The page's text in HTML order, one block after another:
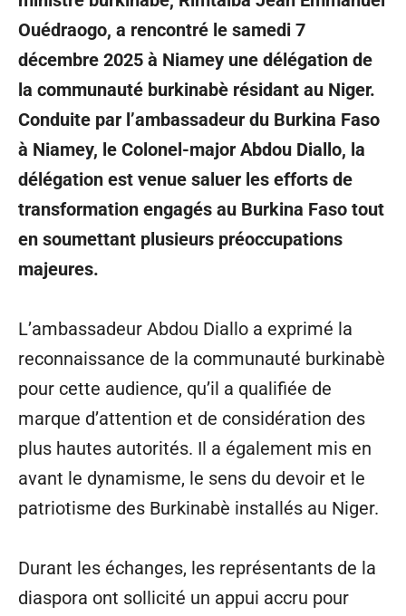
Ouédraogo, a rencontré le samedi 7
décembre 2025 à Niamey une délégation de
la communauté burkinabè résidant au Niger.
Conduite par l’ambassadeur du Burkina Faso
à Niamey, le Colonel-major Abdou Diallo, la
délégation est venue saluer les efforts de
transformation engagés au Burkina Faso tout
en soumettant plusieurs préoccupations
majeures.
L’ambassadeur Abdou Diallo a exprimé la
reconnaissance de la communauté burkinabè
pour cette audience, qu’il a qualifiée de
marque d’attention et de considération des
plus hautes autorités. Il a également mis en
avant le dynamisme, le sens du devoir et le
patriotisme des Burkinabè installés au Niger.
Durant les échanges, les représentants de la
diaspora ont sollicité un appui accru pour